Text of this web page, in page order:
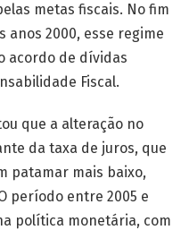
metas fiscais. No fim
anos 2000, esse regime
acordo de dívidas
Fiscal.
que a alteração no
da taxa de juros, que
patamar mais baixo,
período entre 2005 e
política monetária, com